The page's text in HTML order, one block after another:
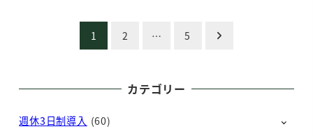
の
ペ
1 2 … 5
カテゴリー
週休3日制導入 (60)